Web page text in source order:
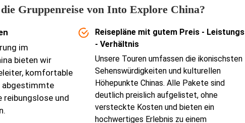
Gruppenreise von Into Explore China?
im
bieten wir
komfortable
abgestimmte
reibungslose und
Reisepläne mit gutem Preis - Leistungs
- Verhältnis
Unsere Touren umfassen die ikonischsten
Sehenswürdigkeiten und kulturellen
Höhepunkte Chinas. Alle Pakete sind
deutlich preislich aufgelistet, ohne
versteckte Kosten und bieten ein
hochwertiges Erlebnis zu einem